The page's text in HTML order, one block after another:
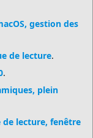
gestion des
de lecture.
.
plein
lecture, fenêtre